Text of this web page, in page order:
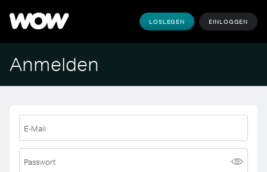
LOSLEGEN EINLOGGEN
Anmelden
E-Mail
Passwort